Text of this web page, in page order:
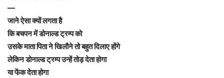
—
जाने ऐसा क्यों लगता है
कि बचपन में डोनाल्ड ट्रम्प को
उसके माता पिता ने खिलौने तो बहुत दिलाए होंगे
लेकिन डोनाल्ड ट्रम्प उन्हें तोड़ देता होगा
या फेंक देता होगा